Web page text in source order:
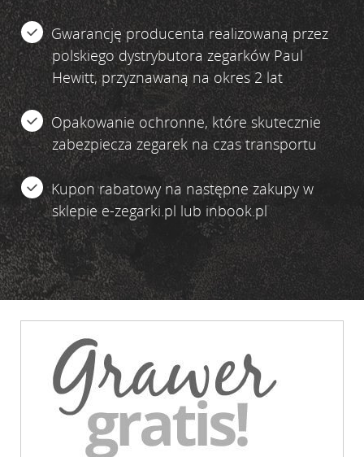
Gwarancję producenta realizowaną przez
polskiego dystrybutora zegarków Paul
Hewitt, przyznawaną na okres 2 lat
Opakowanie ochronne, które skutecznie
zabezpiecza zegarek na czas transportu
Kupon rabatowy na następne zakupy w
sklepie e-zegarki.pl lub inbook.pl